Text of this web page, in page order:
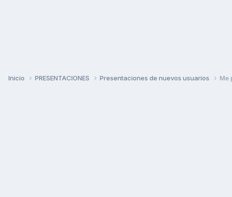
Inicio PRESENTACIONES Presentaciones de nuevos usuarios Me